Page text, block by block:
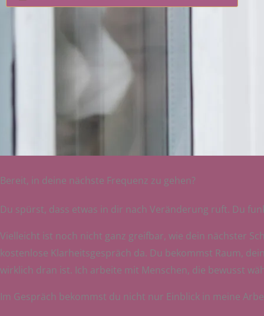
Bereit, in deine nächste Frequenz zu gehen?
Du spürst, dass etwas in dir nach Veränderung ruft. Du
Vielleicht ist noch nicht ganz greifbar, wie dein nächster
kostenlose Klarheitsgespräch da. Du bekommst Raum,
wirklich dran ist. Ich arbeite mit Menschen, die bewusst
Im Gespräch bekommst du nicht nur Einblick in meine